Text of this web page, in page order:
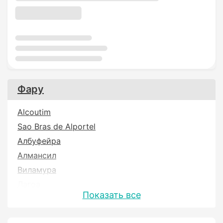
Фару
Alcoutim
Sao Bras de Alportel
Албуфейра
Алмансил
Виламура
Показать все